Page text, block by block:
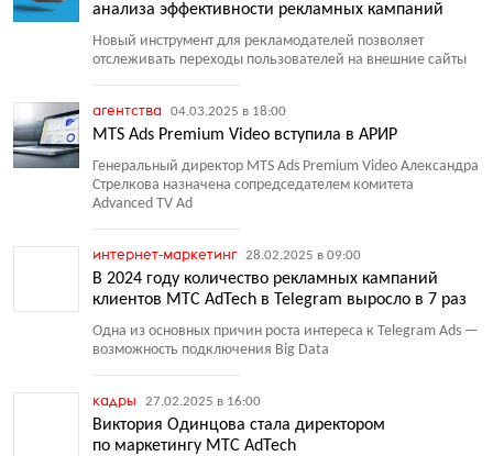
анализа эффективности рекламных кампаний
Новый инструмент для рекламодателей позволяет
отслеживать переходы пользователей на внешние сайты
агентства 04.03.2025 в 18:00
MTS Ads Premium Video вступила в АРИР
Генеральный директор MTS Ads Premium Video Александра
Стрелкова назначена сопредседателем комитета
Advanced TV Ad
интернет-маркетинг 28.02.2025 в 09:00
В 2024 году количество рекламных кампаний
клиентов МТС AdTech в Telegram выросло в 7 раз
Одна из основных причин роста интереса к Telegram Ads —
возможность подключения Big Data
кадры 27.02.2025 в 16:00
Виктория Одинцова стала директором
по маркетингу МТС AdTech